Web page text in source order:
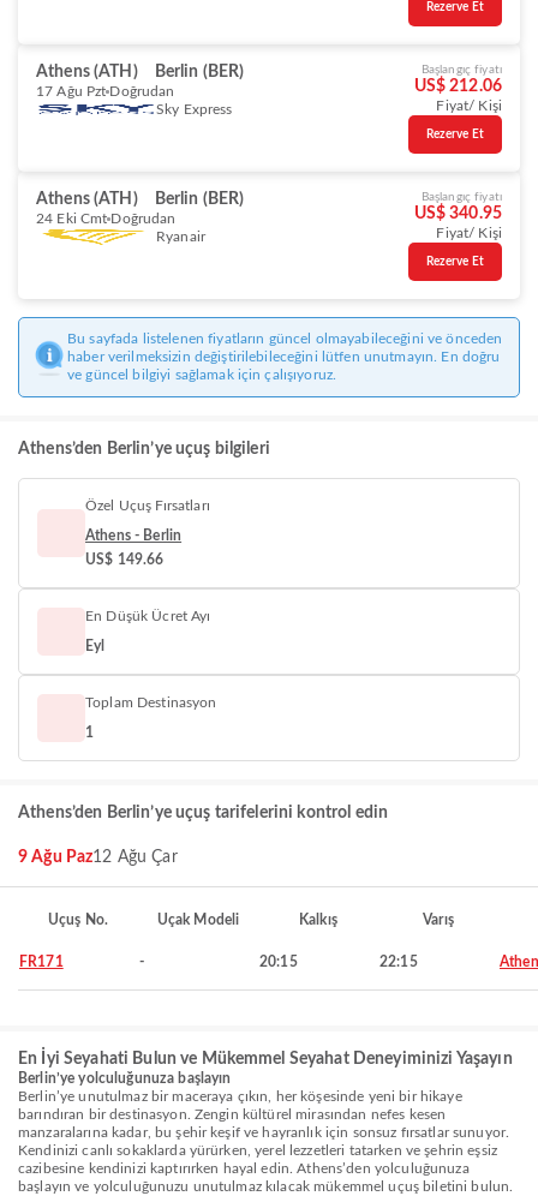
Rezerve Et
Athens (ATH) Berlin (BER)
17 Ağu Pzt Doğrudan
Sky Express
Başlangıç fiyatı
US$ 212.06
Fiyat/ Kişi
Rezerve Et
Athens (ATH) Berlin (BER)
24 Eki Cmt Doğrudan
Ryanair
Başlangıç fiyatı
US$ 340.95
Fiyat/ Kişi
Rezerve Et
Bu sayfada listelenen fiyatların güncel olmayabileceğini ve önceden
haber verilmeksizin değiştirilebileceğini lütfen unutmayın. En doğru
ve güncel bilgiyi sağlamak için çalışıyoruz.
Athens’den Berlin’ye uçuş bilgileri
Özel Uçuş Fırsatları
Athens - Berlin
US$ 149.66
En Düşük Ücret Ayı
Eyl
Toplam Destinasyon
1
Athens’den Berlin’ye uçuş tarifelerini kontrol edin
9 Ağu Paz12 Ağu Çar
Uçuş No. Uçak Modeli Kalkış Varış
FR171 - 20:15 22:15
En İyi Seyahati Bulun ve Mükemmel Seyahat Deneyiminizi Yaşayın
Berlin’ye yolculuğunuza başlayın
Berlin’ye unutulmaz bir maceraya çıkın, her köşesinde yeni bir hikaye
barındıran bir destinasyon. Zengin kültürel mirasından nefes kesen
manzaralarına kadar, bu şehir keşif ve hayranlık için sonsuz fırsatlar sunuyor.
Kendinizi canlı sokaklarda yürürken, yerel lezzetleri tatarken ve şehrin eşsiz
cazibesine kendinizi kaptırırken hayal edin. Athens’den yolculuğunuza
başlayın ve yolculuğunuzu unutulmaz kılacak mükemmel uçuş biletini bulun.